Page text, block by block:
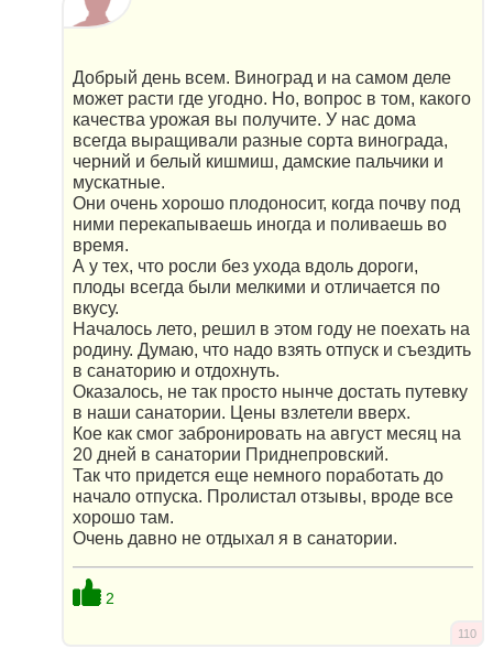
Добрый день всем. Виноград и на самом деле
может расти где угодно. Но, вопрос в том, какого
качества урожая вы получите. У нас дома
всегда выращивали разные сорта винограда,
черний и белый кишмиш, дамские пальчики и
мускатные.
Они очень хорошо плодоносит, когда почву под
ними перекапываешь иногда и поливаешь во
время.
А у тех, что росли без ухода вдоль дороги,
плоды всегда были мелкими и отличается по
вкусу.
Началось лето, решил в этом году не поехать на
родину. Думаю, что надо взять отпуск и съездить
в санаторию и отдохнуть.
Оказалось, не так просто нынче достать путевку
в наши санатории. Цены взлетели вверх.
Кое как смог забронировать на август месяц на
20 дней в санатории Приднепровский.
Так что придется еще немного поработать до
начало отпуска. Пролистал отзывы, вроде все
хорошо там.
Очень давно не отдыхал я в санатории.
2
110